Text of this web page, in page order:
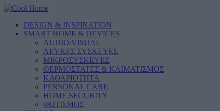
DESIGN & INSPIRATION
SMART HOME & DEVICES
AUDIO/VISUAL
ΛΕΥΚΕΣ ΣΥΣΚΕΥΕΣ
ΜΙΚΡΟΣΥΣΚΕΥΕΣ
ΘΕΡΜΟΣΤΑΤΕΣ & ΚΛΙΜΑΤΙΣΜΟΣ
ΚΑΘΑΡΙΟΤΗΤΑ
PERSONAL CARE
HOME SECURITY
ΦΩΤΙΣΜΟΣ